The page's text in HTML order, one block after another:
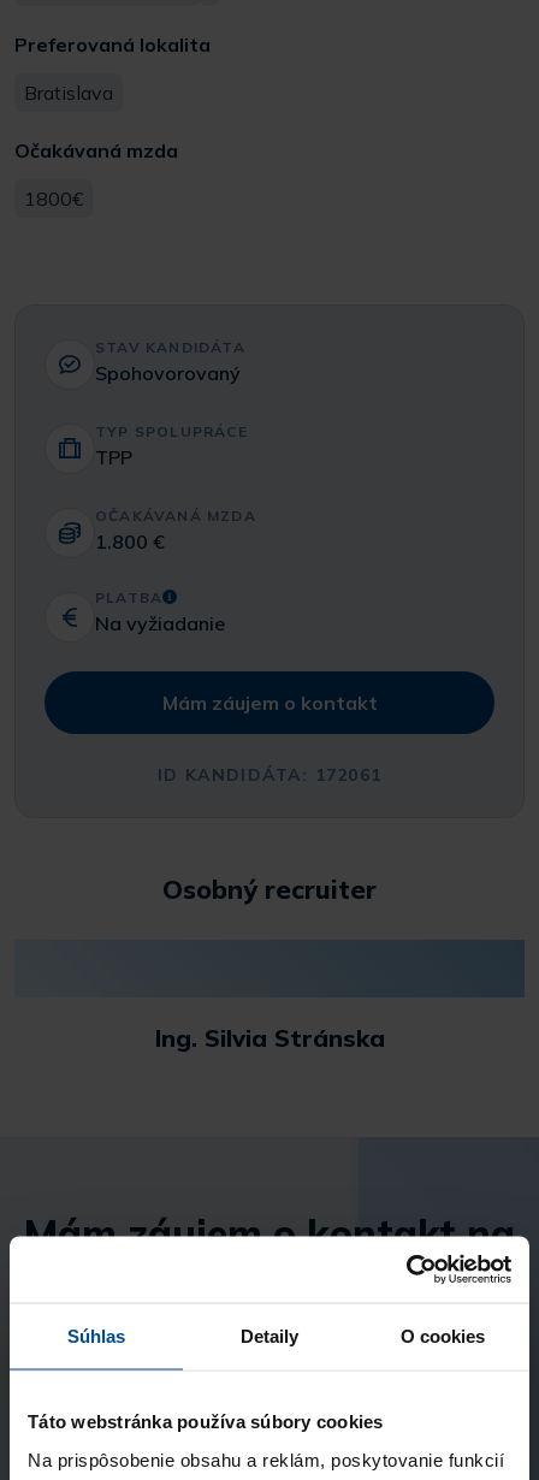
Súhlas Detaily O cookies
Táto webstránka používa súbory cookies
Na prispôsobenie obsahu a reklám, poskytovanie funkcií
Preferovaná lokalita
Bratislava
Očakávaná mzda
1800€
STAV KANDIDÁTA
Spohovorovaný
TYP SPOLUPRÁCE
TPP
OČAKÁVANÁ MZDA
1.800 €
PLATBA
Na vyžiadanie
Mám záujem o kontakt
ID KANDIDÁTA: 172061
Osobný recruiter
Ing. Silvia Stránska
Mám záujem o kontakt na
Vyberte balík
Single
1 kandidát